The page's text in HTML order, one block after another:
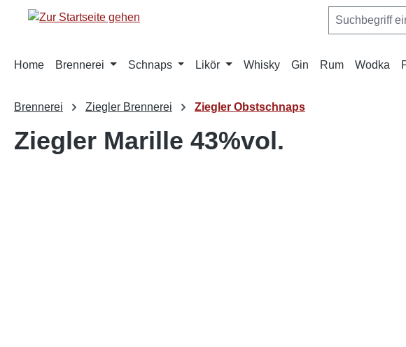
Zur Hauptnavigation springen
Home Brennerei Schnaps Likör Whisky Gin Rum Wodka
Brennerei Ziegler Brennerei Ziegler Obstschnaps
Ziegler Marille 43%vol.